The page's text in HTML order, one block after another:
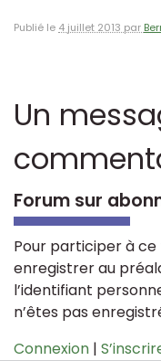
Publié le 4 juillet 2013 par
Un
Forum sur
Pour participer à ce
enregistrer au
l’identifiant
n’êtes pas
Connexion |